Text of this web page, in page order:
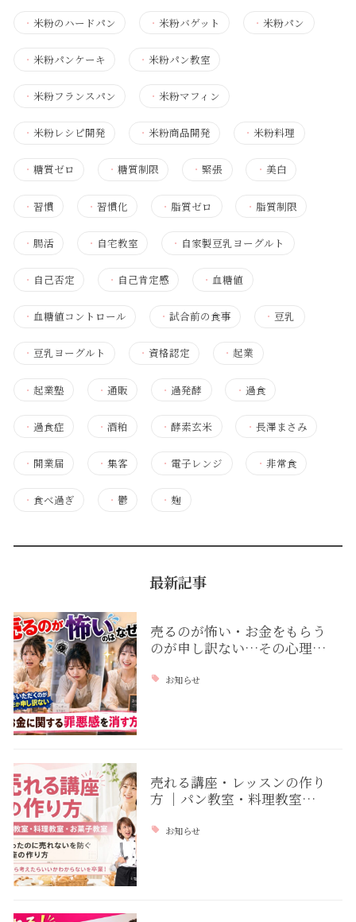
・ 米粉のハードパン ・ 米粉バゲット ・ 米粉パン
・ 米粉パンケーキ ・米粉パン教室
・ 米粉フランスパン ・米粉マフィン
・ 米粉レシピ開発 ・米粉商品開発 ・米粉料理
・ 糖質ゼロ ・糖質制限 ・緊張 ・ 美白
・ 習慣 ・習慣化 ・ 脂質ゼロ ・ 脂質制限
・ 腸活 ・ 自宅教室 ・ 自家製豆乳ヨーグルト
・ 自己否定 ・ 自己肯定感 ・血糖値
・ 血糖値コントロール ・試合前の食事 ・ 豆乳
・ 豆乳ヨーグルト ・資格認定 ・起業
・ 起業塾 ・通販 ・ 過発酵 ・ 過食
・ 過食症 ・酒粕 ・酵素玄米 ・ 長澤まさみ
・ 開業届 ・集客 ・ 電子レンジ ・ 非常食
・ 食べ過ぎ ・鬱 ・麹
最新記事
売るのが怖い・お金をもらう
のが申し訳ない…その心理…
お知らせ
売れる講座・レッスンの作り
方 ｜パン教室・料理教室…
お知らせ